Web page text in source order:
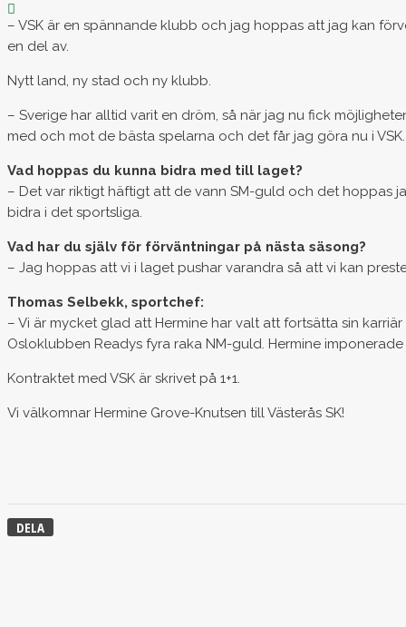
– VSK är en spännande klubb och jag hoppas att jag kan
en del av.
Nytt land, ny stad och ny klubb.
– Sverige har alltid varit en dröm, så när jag nu fick
med och mot de bästa spelarna och det får jag göra nu i VSK.
Vad hoppas du kunna bidra med till laget?
– Det var riktigt häftigt att de vann SM-guld och det hoppas
bidra i det sportsliga.
Vad har du själv för förväntningar på nästa säsong?
– Jag hoppas att vi i laget pushar varandra så att vi kan
Thomas Selbekk, sportchef:
– Vi är mycket glad att Hermine har valt att fortsätta sin
Osloklubben Readys fyra raka NM-guld. Hermine
Kontraktet med VSK är skrivet på 1+1.
Vi välkomnar Hermine Grove-Knutsen till Västerås SK!
DELA